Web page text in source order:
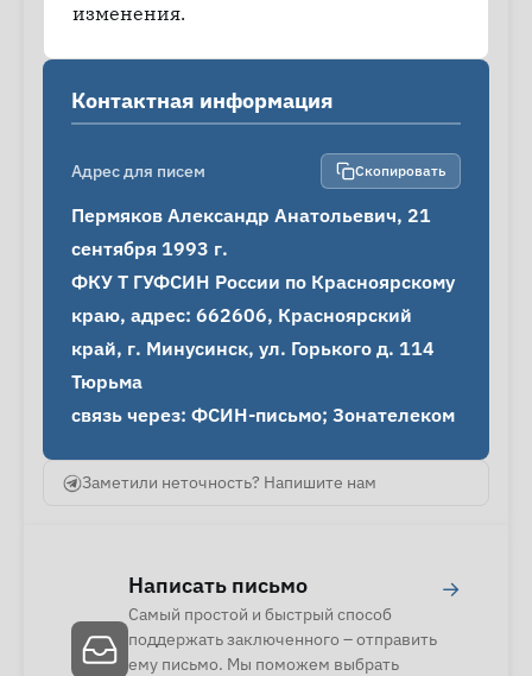
изменения.
Контактная информация
Адрес для писем Скопировать
Пермяков Александр Анатольевич, 21
сентября 1993 г.
ФКУ Т ГУФСИН России по Красноярскому
краю, адрес: 662606, Красноярский
край, г. Минусинск, ул. Горького д. 114
Тюрьма
связь через: ФСИН-письмо; Зонателеком
Заметили неточность? Напишите нам
Написать письмо
Самый простой и быстрый способ
поддержать заключенного – отправить
ему письмо. Мы поможем выбрать
→